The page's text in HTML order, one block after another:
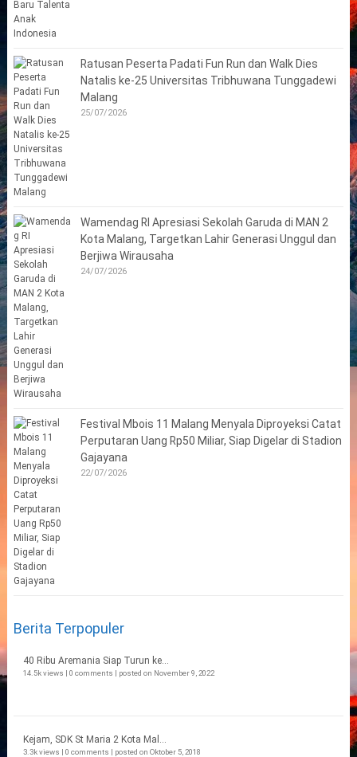
Ratusan Peserta Padati Fun Run dan Walk Dies
Natalis ke-25 Universitas Tribhuwana Tunggadewi
Malang
25/07/2026
Wamendag RI Apresiasi Sekolah Garuda di MAN 2
Kota Malang, Targetkan Lahir Generasi Unggul dan
Berjiwa Wirausaha
24/07/2026
Festival Mbois 11 Malang Menyala Diproyeksi Catat
Perputaran Uang Rp50 Miliar, Siap Digelar di Stadion
Gajayana
22/07/2026
Berita Terpopuler
40 Ribu Aremania Siap Turun ke...
14.5k views | 0 comments | posted on November 9, 2022
Kejam, SDK St Maria 2 Kota Mal...
3.3k views | 0 comments | posted on Oktober 5, 2018